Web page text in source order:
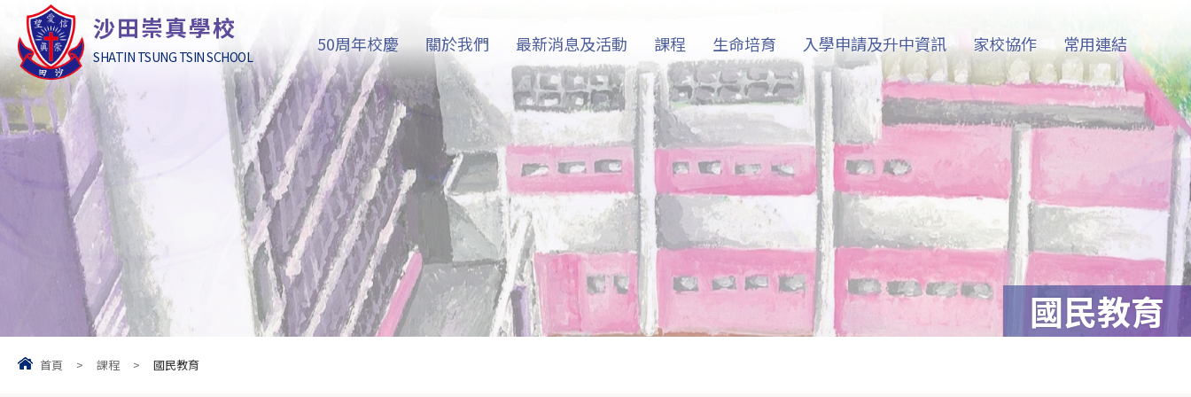
沙田崇真學校
SHATIN TSUNG TSIN SCHOOL
50周年校慶 關於我們 最新消息及活動 課程 生命培育 入學申請及升中資訊 家校協作 常用連結
國民教育
首頁 > 課程 > 國民教育